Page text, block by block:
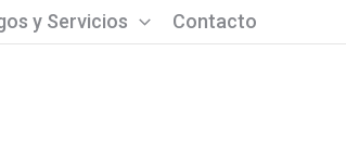
y Servicios Contacto